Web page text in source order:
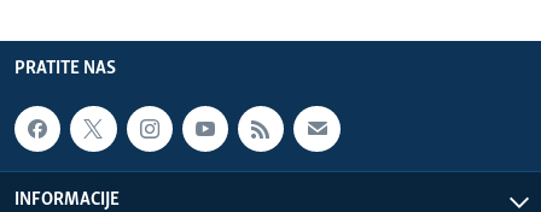
PRATITE NAS
INFORMACIJE